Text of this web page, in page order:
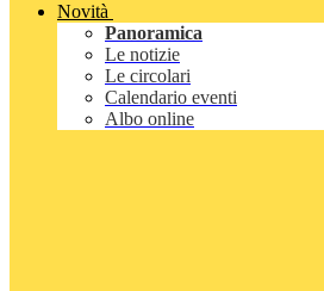
Novità
Panoramica
Le notizie
Le circolari
Calendario eventi
Albo online